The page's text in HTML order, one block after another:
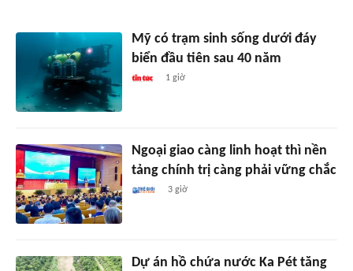
Mỹ có trạm sinh sống dưới đáy
biển đầu tiên sau 40 năm
1 giờ
Ngoại giao càng linh hoạt thì nền
tảng chính trị càng phải vững chắc
3 giờ
Dự án hồ chứa nước Ka Pét tăng